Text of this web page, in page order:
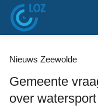
Nieuws Zeewolde
Gemeente
over